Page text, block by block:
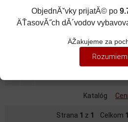
Katalóg
Strana 1 z 1 Celkom 1
ObjednĂˇvky prijatĂ© po
ÄŤasovĂ˝ch dĂ´vodov
ÄŽakujeme za
Rozumiem